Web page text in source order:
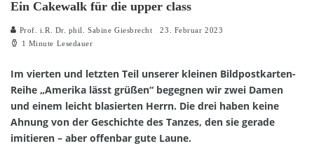
Ein Cakewalk für die upper class
Prof. i.R. Dr. phil. Sabine Giesbrecht
23. Februar 2023
1 Minute Lesedauer
Im vierten und letzten Teil unserer kleinen Bildpostkarten-
Reihe „Amerika lässt grüßen“ begegnen wir zwei Damen
und einem leicht blasierten Herrn. Die drei haben keine
Ahnung von der Geschichte des Tanzes, den sie gerade
imitieren – aber offenbar gute Laune.